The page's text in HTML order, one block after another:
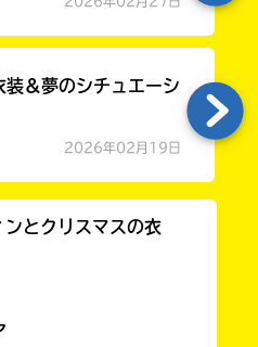
装＆夢のシチュエーシ
2026年02月19日
とクリスマスの衣